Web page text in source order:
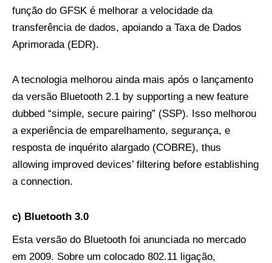
função do GFSK é melhorar a velocidade da
transferência de dados, apoiando a Taxa de Dados
Aprimorada (EDR).
A tecnologia melhorou ainda mais após o lançamento
da versão Bluetooth 2.1 by supporting a new feature
dubbed “simple, secure pairing” (SSP). Isso melhorou
a experiência de emparelhamento, segurança, e
resposta de inquérito alargado (COBRE), thus
allowing improved devices’ filtering before establishing
a connection.
c) Bluetooth 3.0
Esta versão do Bluetooth foi anunciada no mercado
em 2009. Sobre um colocado 802.11 ligação,